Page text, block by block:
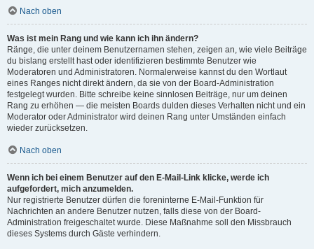
Nach oben
Was ist mein Rang und wie kann ich ihn ändern?
Ränge, die unter deinem Benutzernamen stehen, zeigen an, wie viele Beiträge
du bislang erstellt hast oder identifizieren bestimmte Benutzer wie
Moderatoren und Administratoren. Normalerweise kannst du den Wortlaut
eines Ranges nicht direkt ändern, da sie von der Board-Administration
festgelegt wurden. Bitte schreibe keine sinnlosen Beiträge, nur um deinen
Rang zu erhöhen — die meisten Boards dulden dieses Verhalten nicht und ein
Moderator oder Administrator wird deinen Rang unter Umständen einfach
wieder zurücksetzen.
Nach oben
Wenn ich bei einem Benutzer auf den E-Mail-Link klicke, werde ich
aufgefordert, mich anzumelden.
Nur registrierte Benutzer dürfen die foreninterne E-Mail-Funktion für
Nachrichten an andere Benutzer nutzen, falls diese von der Board-
Administration freigeschaltet wurde. Diese Maßnahme soll den Missbrauch
dieses Systems durch Gäste verhindern.